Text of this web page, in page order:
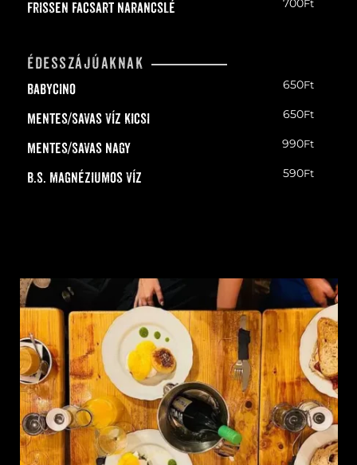
Frissen facsart narancslé 700Ft
édesszájúaknak
Babycino 650Ft
Mentes/Savas víz kicsi 650Ft
Mentes/Savas nagy 990Ft
B.S. magnéziumos víz 590Ft